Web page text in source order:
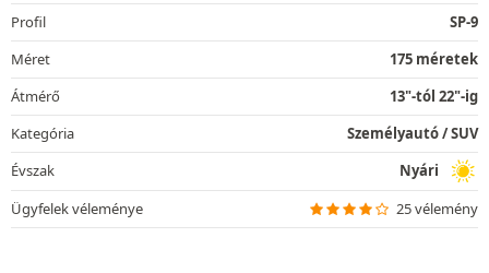
Profil
SP-9
Méret
175 méretek
Átmérő
13"-tól 22"-ig
Kategória
Személyautó / SUV
Évszak
Nyári
Ügyfelek véleménye
25 vélemény